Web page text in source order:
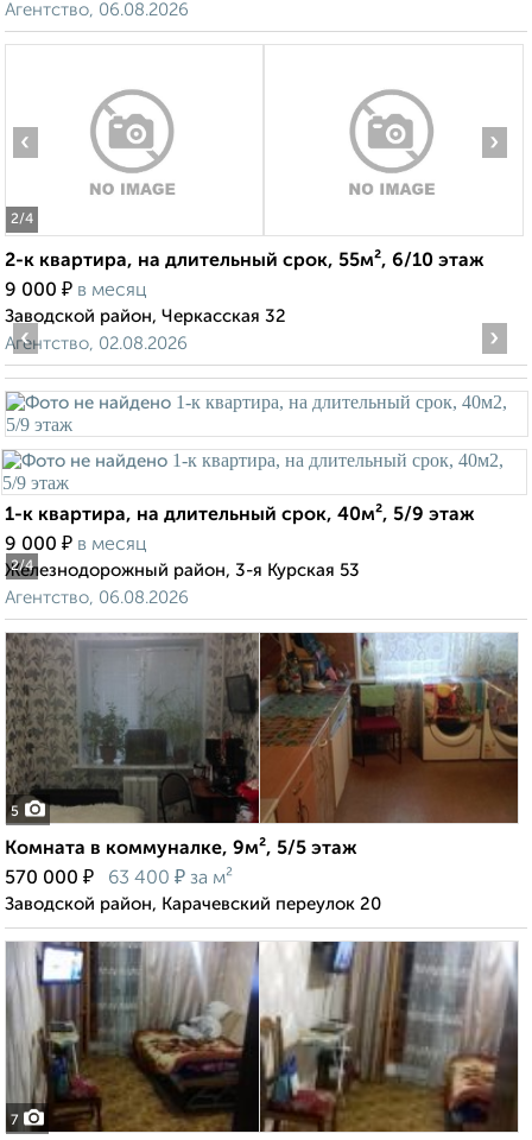
Агентство, 06.08.2026
2/4
‹ ›
2-к квартира, на длительный срок, 55м², 6/10 этаж
9 000 ₽ в месяц
Заводской район, Черкасская 32
Агентство, 02.08.2026
2/4
‹ ›
1-к квартира, на длительный срок, 40м², 5/9 этаж
9 000 ₽ в месяц
Железнодорожный район, 3-я Курская 53
Агентство, 06.08.2026
5
Комната в коммуналке, 9м², 5/5 этаж
570 000 ₽ 63 400 ₽ за м²
Заводской район, Карачевский переулок 20
7